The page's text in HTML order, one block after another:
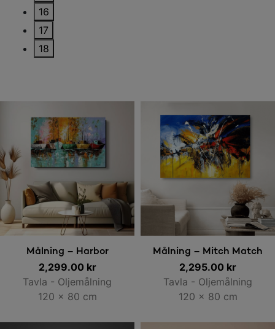
16
17
18
Lägg till i varukorg
Målning – Harbor
2,299.00 kr
Tavla - Oljemålning
120 x 80 cm
Lägg till i varukorg
Målning – Mitch Match
2,295.00 kr
Tavla - Oljemålning
120 x 80 cm